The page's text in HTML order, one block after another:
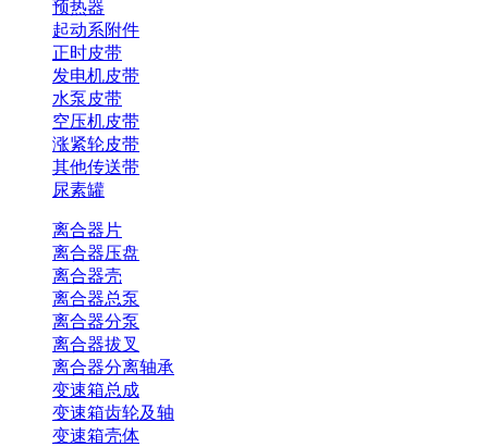
预热器
起动系附件
正时皮带
发电机皮带
水泵皮带
空压机皮带
涨紧轮皮带
其他传送带
尿素罐
离合器片
离合器压盘
离合器壳
离合器总泵
离合器分泵
离合器拔叉
离合器分离轴承
变速箱总成
变速箱齿轮及轴
变速箱壳体